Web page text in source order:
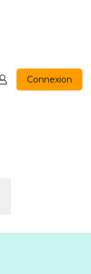
Connexion